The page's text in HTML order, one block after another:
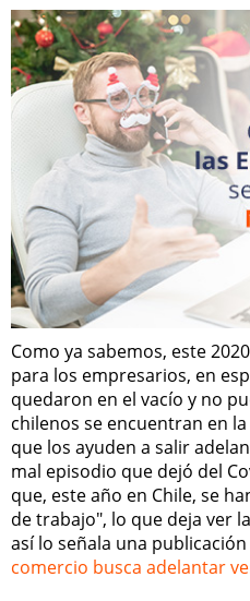
Como ya sabemos, este
para los empresarios, en
quedaron en el vacío y no
chilenos se encuentran en
que los ayuden a salir
mal episodio que dejó del
que, este año en Chile, se
de trabajo", lo que deja ver
así lo señala una
comercio busca adelantar